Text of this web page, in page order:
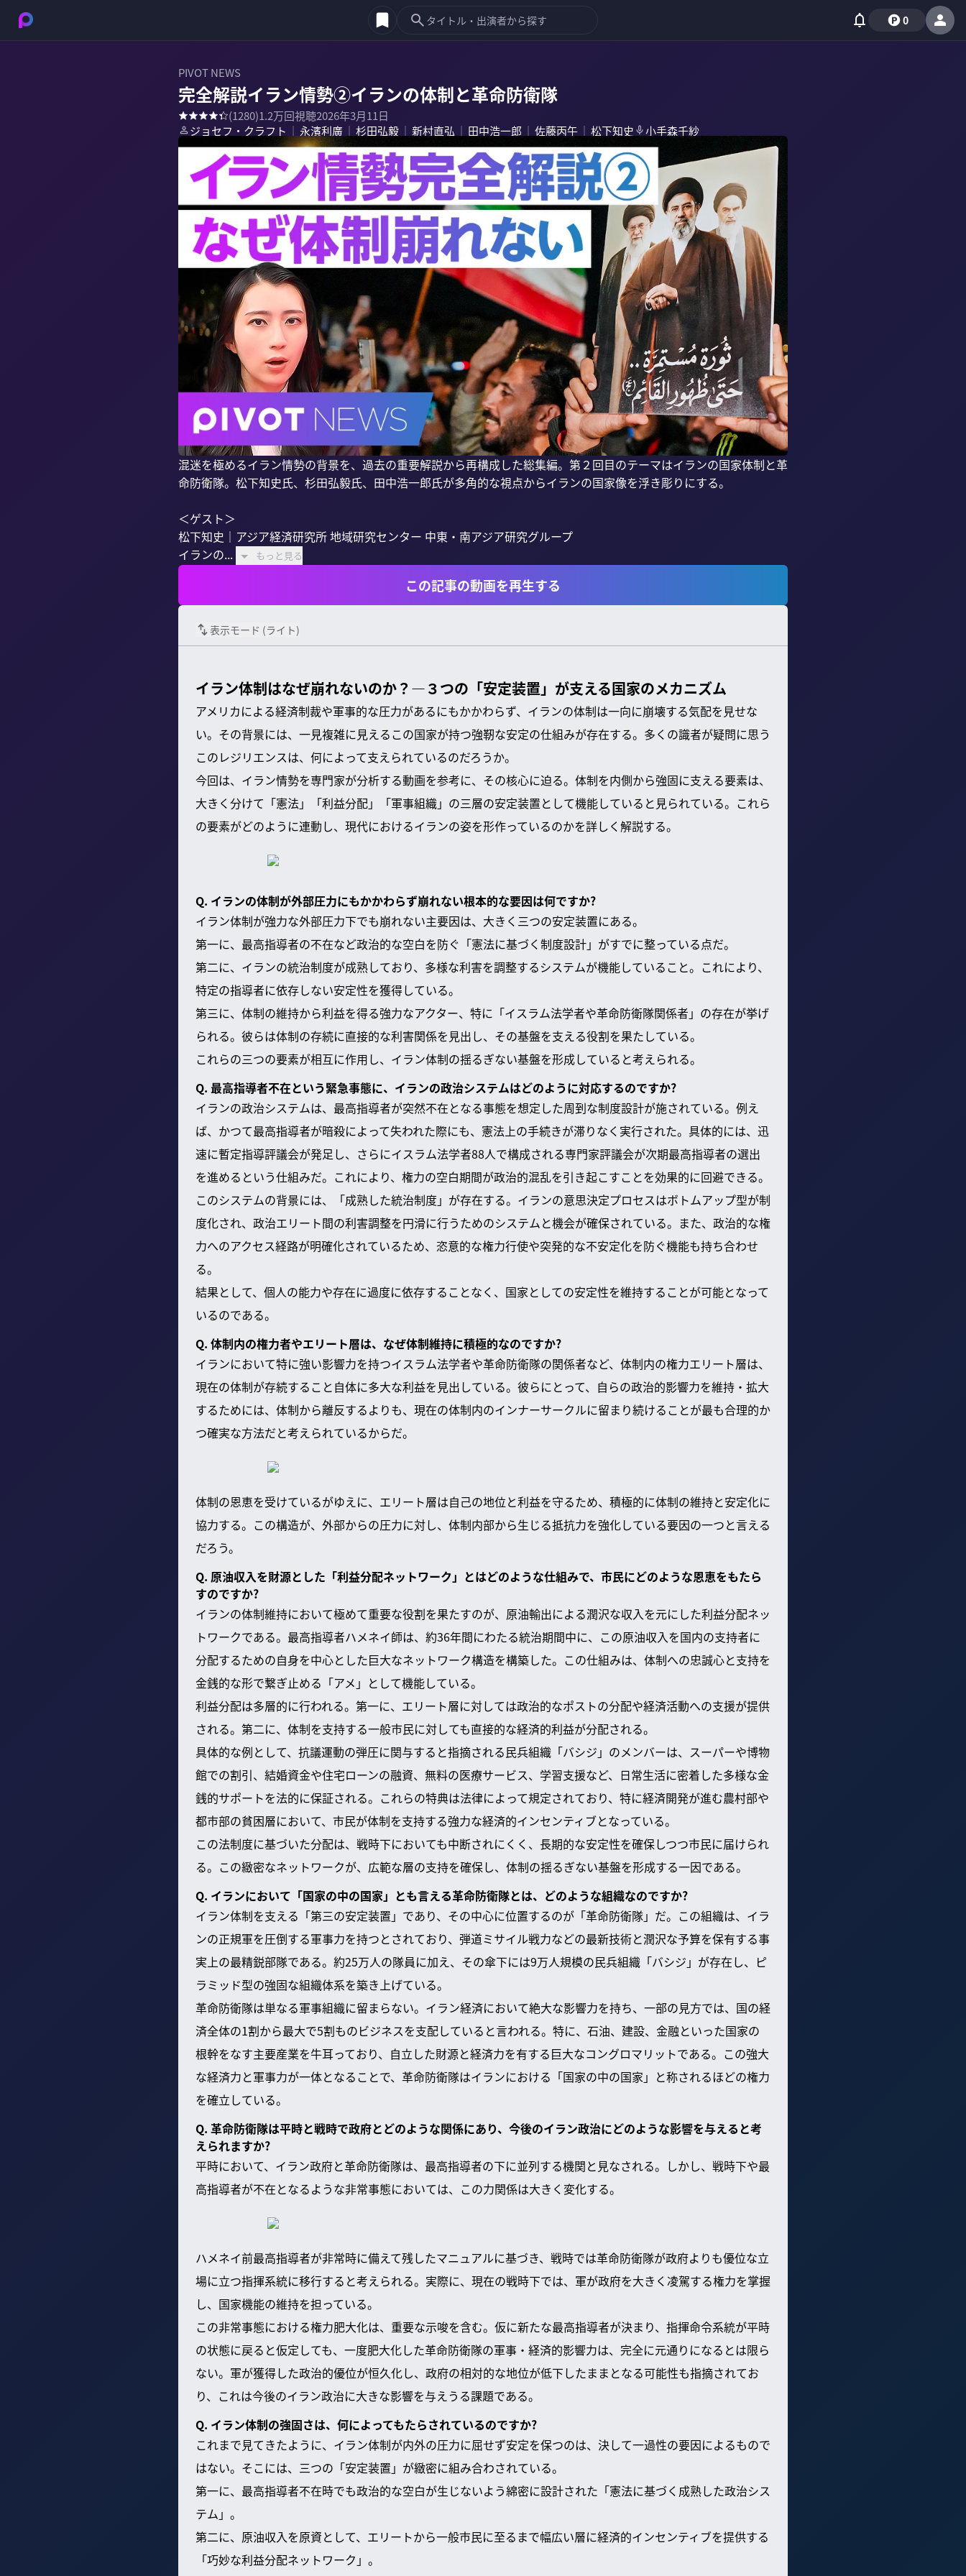
0
PIVOT NEWS
完全解説イラン情勢②イランの体制と革命防衛隊
(1280)1.2万回視聴2026年3月11日
ジョセフ・クラフト ｜ 永濱利廣 ｜ 杉田弘毅 ｜ 新村直弘 ｜ 田中浩一郎 ｜ 佐藤丙午 ｜ 松下知史 小手森千紗
混迷を極めるイラン情勢の背景を、過去の重要解説から再構成した総集編。第２回目のテーマはイランの国家体制と革
命防衛隊。松下知史氏、杉田弘毅氏、田中浩一郎氏が多角的な視点からイランの国家像を浮き彫りにする。
＜ゲスト＞
松下知史｜アジア経済研究所 地域研究センター 中東・南アジア研究グループ
イランの...
もっと見る
この記事の動画を再生する
表示モード (ライト)
イラン体制はなぜ崩れないのか？—３つの「安定装置」が支える国家のメカニズム
アメリカによる経済制裁や軍事的な圧力があるにもかかわらず、イランの体制は一向に崩壊する気配を見せな
い。その背景には、一見複雑に見えるこの国家が持つ強靭な安定の仕組みが存在する。多くの識者が疑問に思う
このレジリエンスは、何によって支えられているのだろうか。
今回は、イラン情勢を専門家が分析する動画を参考に、その核心に迫る。体制を内側から強固に支える要素は、
大きく分けて「憲法」「利益分配」「軍事組織」の三層の安定装置として機能していると見られている。これら
の要素がどのように連動し、現代におけるイランの姿を形作っているのかを詳しく解説する。
Q. イランの体制が外部圧力にもかかわらず崩れない根本的な要因は何ですか?
イラン体制が強力な外部圧力下でも崩れない主要因は、大きく三つの安定装置にある。
第一に、最高指導者の不在など政治的な空白を防ぐ「憲法に基づく制度設計」がすでに整っている点だ。
第二に、イランの統治制度が成熟しており、多様な利害を調整するシステムが機能していること。これにより、
特定の指導者に依存しない安定性を獲得している。
第三に、体制の維持から利益を得る強力なアクター、特に「イスラム法学者や革命防衛隊関係者」の存在が挙げ
られる。彼らは体制の存続に直接的な利害関係を見出し、その基盤を支える役割を果たしている。
これらの三つの要素が相互に作用し、イラン体制の揺るぎない基盤を形成していると考えられる。
Q. 最高指導者不在という緊急事態に、イランの政治システムはどのように対応するのですか?
イランの政治システムは、最高指導者が突然不在となる事態を想定した周到な制度設計が施されている。例え
ば、かつて最高指導者が暗殺によって失われた際にも、憲法上の手続きが滞りなく実行された。具体的には、迅
速に暫定指導評議会が発足し、さらにイスラム法学者88人で構成される専門家評議会が次期最高指導者の選出
を進めるという仕組みだ。これにより、権力の空白期間が政治的混乱を引き起こすことを効果的に回避できる。
このシステムの背景には、「成熟した統治制度」が存在する。イランの意思決定プロセスはボトムアップ型が制
度化され、政治エリート間の利害調整を円滑に行うためのシステムと機会が確保されている。また、政治的な権
力へのアクセス経路が明確化されているため、恣意的な権力行使や突発的な不安定化を防ぐ機能も持ち合わせ
る。
結果として、個人の能力や存在に過度に依存することなく、国家としての安定性を維持することが可能となって
いるのである。
Q. 体制内の権力者やエリート層は、なぜ体制維持に積極的なのですか?
イランにおいて特に強い影響力を持つイスラム法学者や革命防衛隊の関係者など、体制内の権力エリート層は、
現在の体制が存続すること自体に多大な利益を見出している。彼らにとって、自らの政治的影響力を維持・拡大
するためには、体制から離反するよりも、現在の体制内のインナーサークルに留まり続けることが最も合理的か
つ確実な方法だと考えられているからだ。
体制の恩恵を受けているがゆえに、エリート層は自己の地位と利益を守るため、積極的に体制の維持と安定化に
協力する。この構造が、外部からの圧力に対し、体制内部から生じる抵抗力を強化している要因の一つと言える
だろう。
Q. 原油収入を財源とした「利益分配ネットワーク」とはどのような仕組みで、市民にどのような恩恵をもたら
すのですか?
イランの体制維持において極めて重要な役割を果たすのが、原油輸出による潤沢な収入を元にした利益分配ネッ
トワークである。最高指導者ハメネイ師は、約36年間にわたる統治期間中に、この原油収入を国内の支持者に
分配するための自身を中心とした巨大なネットワーク構造を構築した。この仕組みは、体制への忠誠心と支持を
金銭的な形で繋ぎ止める「アメ」として機能している。
利益分配は多層的に行われる。第一に、エリート層に対しては政治的なポストの分配や経済活動への支援が提供
される。第二に、体制を支持する一般市民に対しても直接的な経済的利益が分配される。
具体的な例として、抗議運動の弾圧に関与すると指摘される民兵組織「バシジ」のメンバーは、スーパーや博物
館での割引、結婚資金や住宅ローンの融資、無料の医療サービス、学習支援など、日常生活に密着した多様な金
銭的サポートを法的に保証される。これらの特典は法律によって規定されており、特に経済開発が進む農村部や
都市部の貧困層において、市民が体制を支持する強力な経済的インセンティブとなっている。
この法制度に基づいた分配は、戦時下においても中断されにくく、長期的な安定性を確保しつつ市民に届けられ
る。この緻密なネットワークが、広範な層の支持を確保し、体制の揺るぎない基盤を形成する一因である。
Q. イランにおいて「国家の中の国家」とも言える革命防衛隊とは、どのような組織なのですか?
イラン体制を支える「第三の安定装置」であり、その中心に位置するのが「革命防衛隊」だ。この組織は、イラ
ンの正規軍を圧倒する軍事力を持つとされており、弾道ミサイル戦力などの最新技術と潤沢な予算を保有する事
実上の最精鋭部隊である。約25万人の隊員に加え、その傘下には9万人規模の民兵組織「バシジ」が存在し、ピ
ラミッド型の強固な組織体系を築き上げている。
革命防衛隊は単なる軍事組織に留まらない。イラン経済において絶大な影響力を持ち、一部の見方では、国の経
済全体の1割から最大で5割ものビジネスを支配していると言われる。特に、石油、建設、金融といった国家の
根幹をなす主要産業を牛耳っており、自立した財源と経済力を有する巨大なコングロマリットである。この強大
な経済力と軍事力が一体となることで、革命防衛隊はイランにおける「国家の中の国家」と称されるほどの権力
を確立している。
Q. 革命防衛隊は平時と戦時で政府とどのような関係にあり、今後のイラン政治にどのような影響を与えると考
えられますか?
平時において、イラン政府と革命防衛隊は、最高指導者の下に並列する機関と見なされる。しかし、戦時下や最
高指導者が不在となるような非常事態においては、この力関係は大きく変化する。
ハメネイ前最高指導者が非常時に備えて残したマニュアルに基づき、戦時では革命防衛隊が政府よりも優位な立
場に立つ指揮系統に移行すると考えられる。実際に、現在の戦時下では、軍が政府を大きく凌駕する権力を掌握
し、国家機能の維持を担っている。
この非常事態における権力肥大化は、重要な示唆を含む。仮に新たな最高指導者が決まり、指揮命令系統が平時
の状態に戻ると仮定しても、一度肥大化した革命防衛隊の軍事・経済的影響力は、完全に元通りになるとは限ら
ない。軍が獲得した政治的優位が恒久化し、政府の相対的な地位が低下したままとなる可能性も指摘されてお
り、これは今後のイラン政治に大きな影響を与えうる課題である。
Q. イラン体制の強固さは、何によってもたらされているのですか?
これまで見てきたように、イラン体制が内外の圧力に屈せず安定を保つのは、決して一過性の要因によるもので
はない。そこには、三つの「安定装置」が緻密に組み合わされている。
第一に、最高指導者不在時でも政治的な空白が生じないよう綿密に設計された「憲法に基づく成熟した政治シス
テム」。
第二に、原油収入を原資として、エリートから一般市民に至るまで幅広い層に経済的インセンティブを提供する
「巧妙な利益分配ネットワーク」。